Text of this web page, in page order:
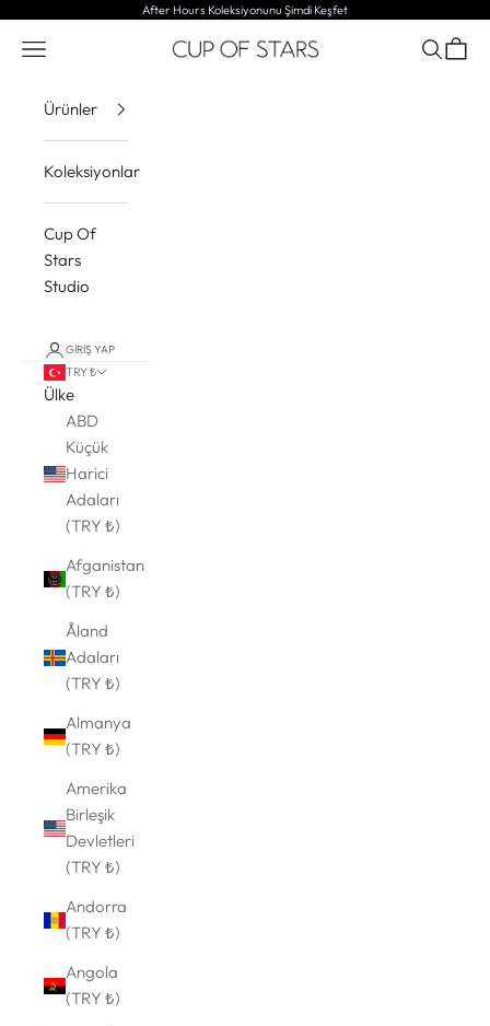
After Hours Koleksiyonunu Şimdi Keşfet
CUP OF STARS
Menü Ara Sepet
Ürünler
Koleksiyonlar
Cup Of
Stars
Studio
GIRIŞ YAP
TRY ₺
Ülke
ABD
Küçük
Harici
Adaları
(TRY ₺)
Afganistan
(TRY ₺)
Åland
Adaları
(TRY ₺)
Almanya
(TRY ₺)
Amerika
Birleşik
Devletleri
(TRY ₺)
Andorra
(TRY ₺)
Angola
(TRY ₺)